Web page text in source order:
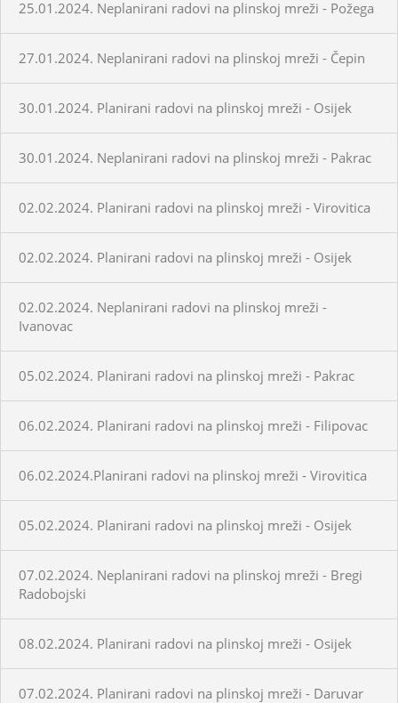
25.01.2024. Neplanirani radovi na plinskoj mreži - Požega
27.01.2024. Neplanirani radovi na plinskoj mreži - Čepin
30.01.2024. Planirani radovi na plinskoj mreži - Osijek
30.01.2024. Neplanirani radovi na plinskoj mreži - Pakrac
02.02.2024. Planirani radovi na plinskoj mreži - Virovitica
02.02.2024. Planirani radovi na plinskoj mreži - Osijek
02.02.2024. Neplanirani radovi na plinskoj mreži -
Ivanovac
05.02.2024. Planirani radovi na plinskoj mreži - Pakrac
06.02.2024. Planirani radovi na plinskoj mreži - Filipovac
06.02.2024.Planirani radovi na plinskoj mreži - Virovitica
05.02.2024. Planirani radovi na plinskoj mreži - Osijek
07.02.2024. Neplanirani radovi na plinskoj mreži - Bregi
Radobojski
08.02.2024. Planirani radovi na plinskoj mreži - Osijek
07.02.2024. Planirani radovi na plinskoj mreži - Daruvar